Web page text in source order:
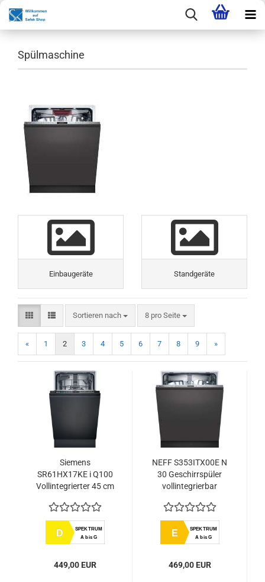
Spülmaschine
Einbaugeräte Standgeräte
Sortieren nach
Sortieren nach 8 pro Seite
pro Seite
« 1 2 3 4 5 6 7 8 9 »
Siemens
SR61HX17KE i Q100
Vollintegrierter 45 cm
D
SPEKTRUM
A bis G
449,00 EUR
NEFF S353ITX00E N
30 Geschirrspüler
vollintegrierbar
E
SPEKTRUM
A bis G
469,00 EUR